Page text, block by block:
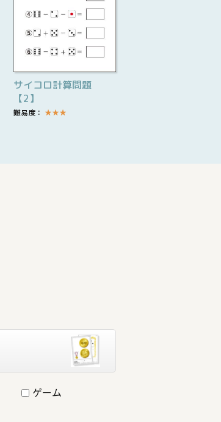
サイコロ計算問題
【2】
難易度： ★★★
ゲーム